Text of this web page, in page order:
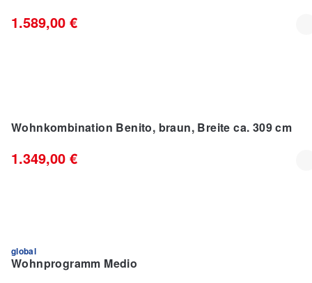
1.589,00 €
Wohnkombination Benito, braun, Breite ca. 309 cm
1.349,00 €
IM TREND
global
Wohnprogramm Medio